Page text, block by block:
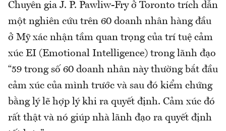
Chuyên gia J. P. Pawliw-Fry ở Toronto trích dẫn
một nghiên cứu trên 60 doanh nhân hàng đầu
ở Mỹ xác nhận tầm quan trọng của trí tuệ cảm
xúc EI (Emotional Intelligence) trong lãnh đạo
“59 trong số 60 doanh nhân này thường bắt đầu
cảm xúc của mình trước và sau đó kiểm chứng
bằng lý lẽ hợp lý khi ra quyết định. Cảm xúc đó
rất thật và nó giúp nhà lãnh đạo ra quyết định